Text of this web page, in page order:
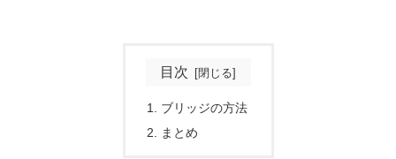
目次
ブリッジの方法
まとめ